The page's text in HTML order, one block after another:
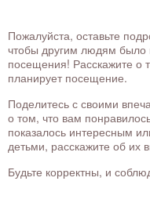
Пожалуйста, оставьте
чтобы другим людям
посещения! Расскажите о
планирует посещение.
Поделитесь с своими
о том, что вам
показалось интересным
детьми, расскажите об их
Будьте корректны, и